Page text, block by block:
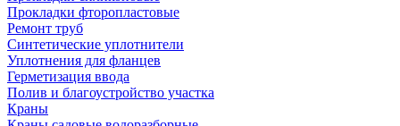
Прокладки фторопластовые
Ремонт труб
Синтетические уплотнители
Уплотнения для фланцев
Герметизация ввода
Полив и благоустройство участка
Краны